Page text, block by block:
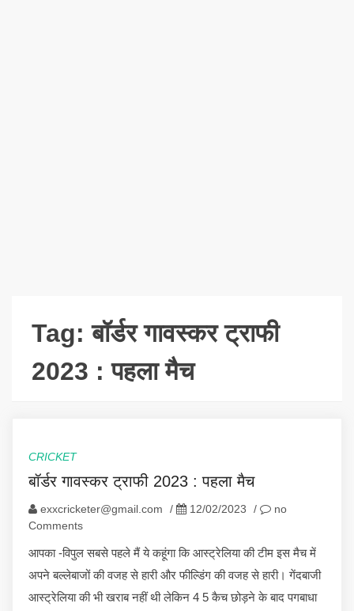
Tag:बॉर्डर गावस्कर ट्राफी
2023 : पहला मैच
CRICKET
बॉर्डर गावस्कर ट्राफी 2023 : पहला मैच
exxcricketer@gmail.com / 12/02/2023 /
no
Comments
आपका -विपुल सबसे पहले मैं ये कहूंगा कि आस्ट्रेलिया की टीम इस मैच में
अपने बल्लेबाजों की वजह से हारी और फील्डिंग की वजह से हारी। गेंदबाजी
आस्ट्रेलिया की भी खराब नहीं थी लेकिन 4 5 कैच छोड़ने के बाद पगबाधा